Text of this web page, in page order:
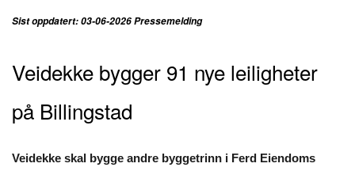
Sist oppdatert: 03-06-2026 Pressemelding
Veidekke bygger 91 nye leiligheter
på Billingstad
Veidekke skal bygge andre byggetrinn i Ferd Eiendoms